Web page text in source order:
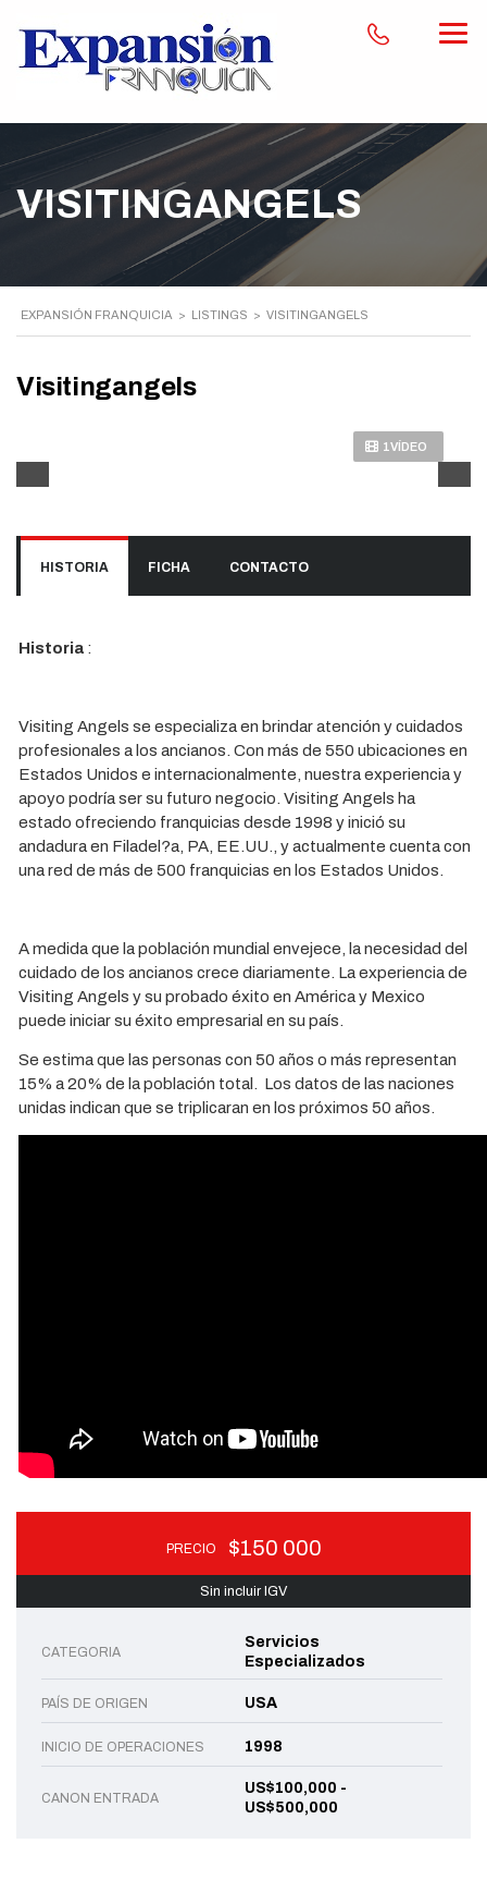
VISITINGANGELS
EXPANSIÓN FRANQUICIA > LISTINGS > VISITINGANGELS
Visitingangels
1VÍDEO
HISTORIA FICHA CONTACTO
Historia :
Visiting Angels se especializa en brindar atención y cuidados
profesionales a los ancianos. Con más de 550 ubicaciones en
Estados Unidos e internacionalmente, nuestra experiencia y
apoyo podría ser su futuro negocio. Visiting Angels ha
estado ofreciendo franquicias desde 1998 y inició su
andadura en Filadel?a, PA, EE.UU., y actualmente cuenta con
una red de más de 500 franquicias en los Estados Unidos.
A medida que la población mundial envejece, la necesidad del
cuidado de los ancianos crece diariamente. La experiencia de
Visiting Angels y su probado éxito en América y Mexico
puede iniciar su éxito empresarial en su país.
Se estima que las personas con 50 años o más representan
15% a 20% de la población total. Los datos de las naciones
unidas indican que se triplicaran en los próximos 50 años.
PRECIO $150 000
Sin incluir IGV
CATEGORIA
Servicios
Especializados
PAÍS DE ORIGEN USA
INICIO DE OPERACIONES 1998
CANON ENTRADA
US$100,000 -
US$500,000